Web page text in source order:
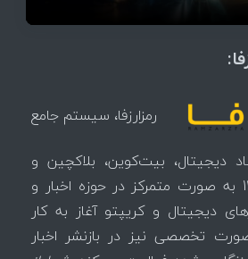
رمزارزفا، سیستم جامع
دیجیتال، بیت‌کوین، بلاکچین و
رمزارزها، از سال 1400 به صورت متمرکز در حوزه اخبار و
دیجیتال و کریپتو آغاز به کار
تخصصی نیز در بازنشر اخبار